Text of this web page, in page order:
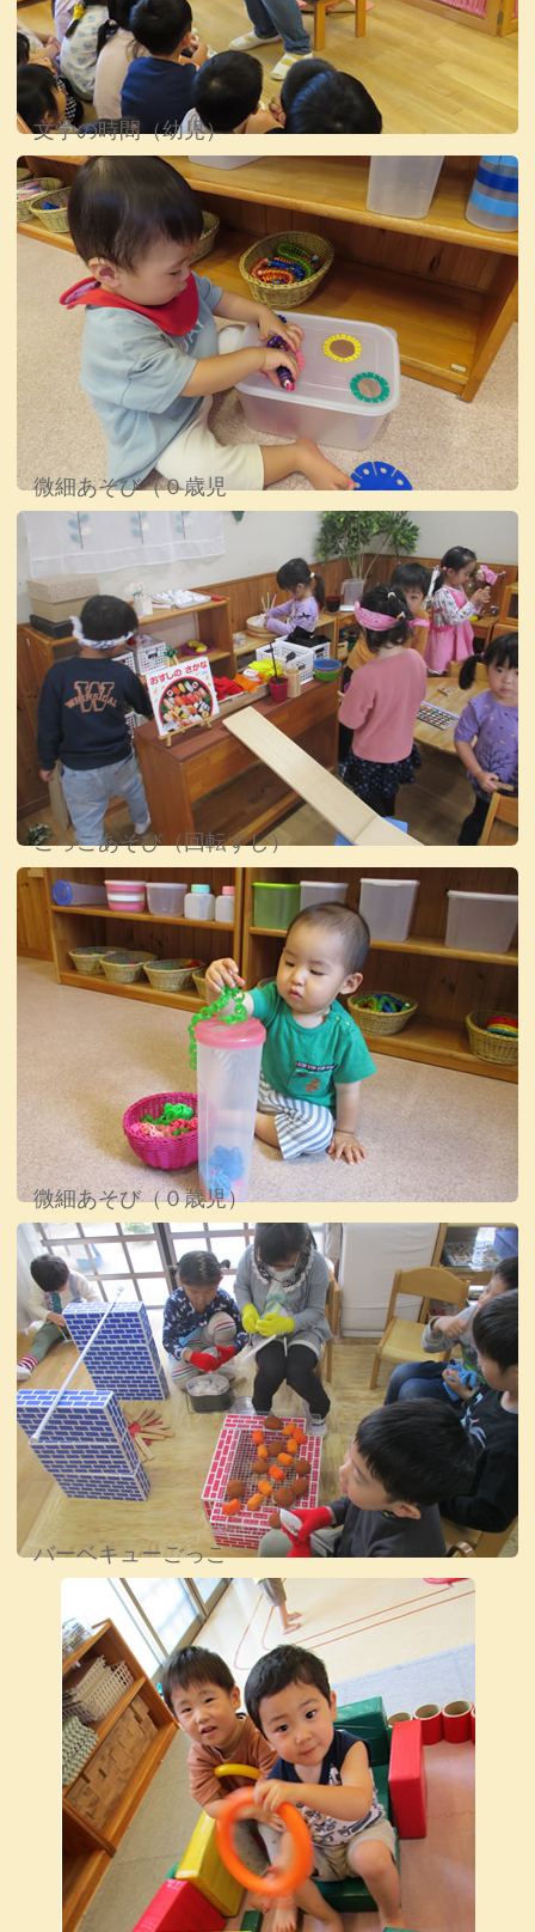
文学の時間（幼児）
微細あそび（０歳児
ごっこあそび（回転ずし）
微細あそび（０歳児）
バーベキューごっこ